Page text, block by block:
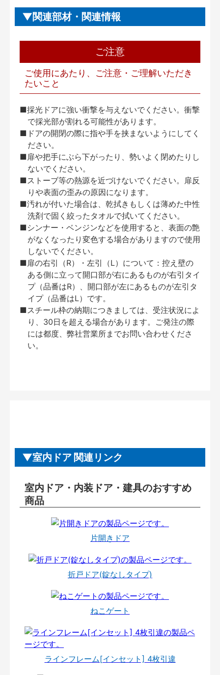
関連部材・関連情報
ご注意
ご使用にあたり、ご注意・ご理解いただき
たいこと
■採光ドアに強い衝撃を与えないでください。衝撃
で採光部が割れる可能性があります。
■ドアの開閉の際に指や手を挟まないようにしてく
ださい。
■扉や把手にぶら下がったり、勢いよく閉めたりし
ないでください。
■ストーブ等の熱源を近づけないでください。扉反
りや表面の歪みの原因になります。
■汚れが付いた場合は、乾拭きもしくは薄めた中性
洗剤で固く絞ったタオルで拭いてください。
■シンナー・ベンジンなどを使用すると、表面の艶
がなくなったり変色する場合がありますので使用
しないでください。
■扉の右引（R）・左引（L）について：控え壁の
ある側に立って開口部が右にあるものが右引タイ
プ（品番はR）、開口部が左にあるものが左引タ
イプ（品番はL）です。
■スチール枠の納期につきましては、受注状況によ
り、30日を超える場合があります。ご発注の際
には都度、弊社営業所までお問い合わせくださ
い。
室内ドア 関連リンク
室内ドア・内装ドア・建具のおすすめ
商品
片開きドア
折戸ドア(錠なしタイプ)
ねこゲート
ラインフレーム[インセット] 4枚引違